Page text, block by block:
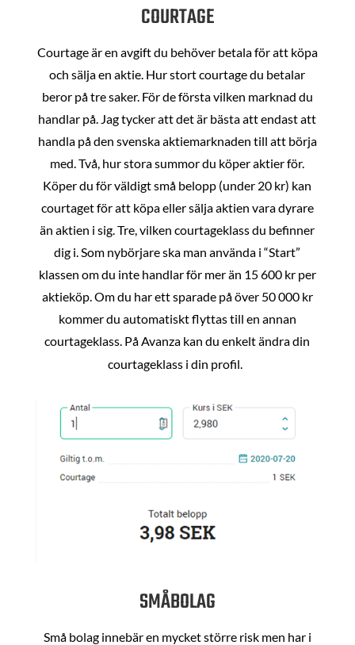
COURTAGE
Courtage är en avgift du behöver betala för att köpa
och sälja en aktie. Hur stort courtage du betalar
beror på tre saker. För de första vilken marknad du
handlar på. Jag tycker att det är bästa att endast att
handla på den svenska aktiemarknaden till att börja
med. Två, hur stora summor du köper aktier för.
Köper du för väldigt små belopp (under 20 kr) kan
courtaget för att köpa eller sälja aktien vara dyrare
än aktien i sig. Tre, vilken courtageklass du befinner
dig i. Som nybörjare ska man använda i “Start”
klassen om du inte handlar för mer än 15 600 kr per
aktieköp. Om du har ett sparade på över 50 000 kr
kommer du automatiskt flyttas till en annan
courtageklass. På Avanza kan du enkelt ändra din
courtageklass i din profil.
SMÅBOLAG
Små bolag innebär en mycket större risk men har i